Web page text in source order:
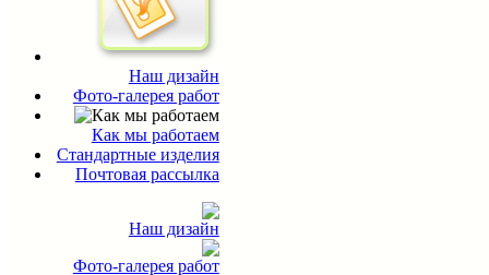
Наш дизайн
Фото-галерея работ
Как мы работаем
Стандартные изделия
Почтовая рассылка
Наш дизайн
Фото-галерея работ